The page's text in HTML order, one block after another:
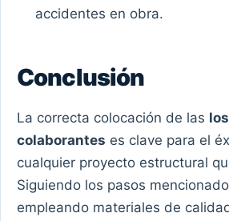
accidentes en obra.
Conclusión
La correcta colocación de las
colaborantes es clave para el
cualquier proyecto estructural
Siguiendo los pasos
empleando materiales de